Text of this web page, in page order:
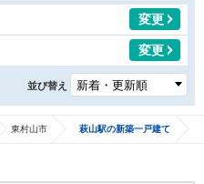
変更
変更
並び替え
東村山市 萩山駅の新築一戸建て